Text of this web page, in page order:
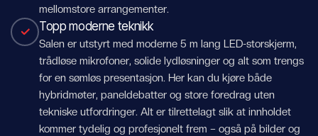
mellomstore arrangementer.
Topp moderne teknikk
Salen er utstyrt med moderne 5 m lang LED-storskjerm,
trådløse mikrofoner, solide lydløsninger og alt som trengs
for en sømløs presentasjon. Her kan du kjøre både
hybridmøter, paneldebatter og store foredrag uten
tekniske utfordringer. Alt er tilrettelagt slik at innholdet
kommer tydelig og profesjonelt frem – også på bilder og